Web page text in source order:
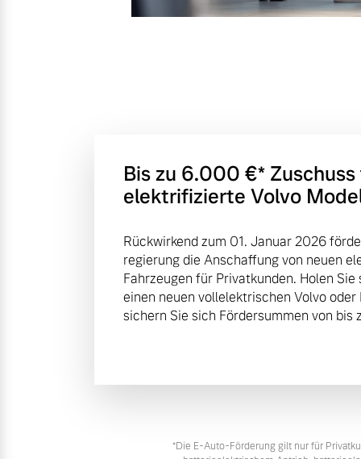
Bis zu 6.000 €⁠* Zuschuss
elektrifizierte Volvo
Rückwirkend zum 01. Januar 2026
regierung die Anschaffung von neuen
Fahrzeugen für Privatkunden. Holen
einen neuen vollelektrischen Volvo
sichern Sie sich Fördersummen von bis
*Die E‑Auto-Förderung gilt nur für